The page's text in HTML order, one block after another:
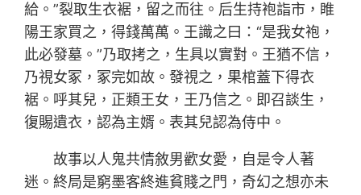
給。”裂取生衣裾，留之而往。后生持袍詣市，睢
陽王家買之，得錢萬萬。王識之曰：“是我女袍，
此必發墓。”乃取拷之，生具以實對。王猶不信，
乃視女冢，冢完如故。發視之，果棺蓋下得衣
裾。呼其兒，正類王女，王乃信之。即召談生，
復賜遺衣，認為主婿。表其兒認為侍中。
故事以人鬼共情敘男歡女愛，自是令人著
迷。終局是窮墨客終進貧賤之門，奇幻之想亦未